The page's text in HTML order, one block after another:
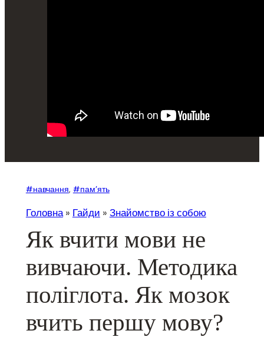
#навчання, #пам’ять
Головна» Гайди » Знайомство із собою
Як вчити мови не
вивчаючи. Методика
поліглота. Як мозок
вчить першу мову?